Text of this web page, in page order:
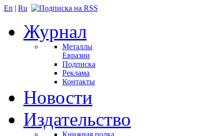
En | Ru
Журнал
Металлы
Евразии
Подписка
Реклама
Контакты
Новости
Издательство
Книжная полка